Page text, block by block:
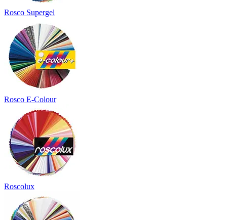
Rosco Supergel
Rosco E-Colour
Roscolux